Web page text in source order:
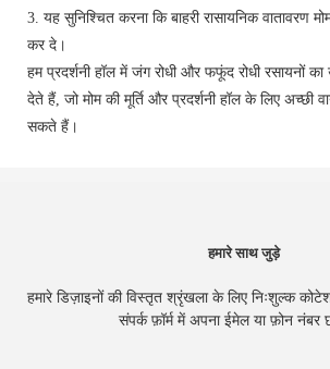
3. यह सुनिश्चित करना कि बाहरी रासायनिक वातावरण
कर दे।
हम प्रदर्शनी हॉल में जंग रोधी और फफूंद रोधी रसायनों
देते हैं, जो मोम की मूर्ति और प्रदर्शनी हॉल के लिए अच्छी
सकते हैं।
हमारे साथ जुड़े
हमारे डिज़ाइनों की विस्तृत श्रृंखला के लिए निःशुल्क
संपर्क फ़ॉर्म में अपना ईमेल या फ़ोन नंबर